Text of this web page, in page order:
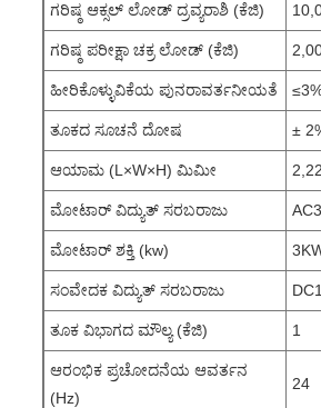
ಗರಿಷ್ಠ ಆಕ್ಸಲ್ ಲೋಡ್ ದ್ರವ್ಯರಾಶಿ (ಕೆಜಿ)
ಗರಿಷ್ಠ ಪರೀಕ್ಷಾ ಚಕ್ರ ಲೋಡ್ (ಕೆಜಿ)
ಹೀರಿಕೊಳ್ಳುವಿಕೆಯ ಪುನರಾವರ್ತನೀಯತೆ
ತೂಕದ ಸೂಚನೆ ದೋಷ ±
ಆಯಾಮ (L×W×H) ಮಿಮೀ
ಮೋಟಾರ್ ವಿದ್ಯುತ್ ಸರಬರಾಜು
ಮೋಟಾರ್ ಶಕ್ತಿ (kw)
ಸಂವೇದಕ ವಿದ್ಯುತ್ ಸರಬರಾಜು
ತೂಕ ವಿಭಾಗದ ಮೌಲ್ಯ (ಕೆಜಿ) 1
ಆರಂಭಿಕ ಪ್ರಚೋದನೆಯ ಆವರ್ತನ
(Hz)
24